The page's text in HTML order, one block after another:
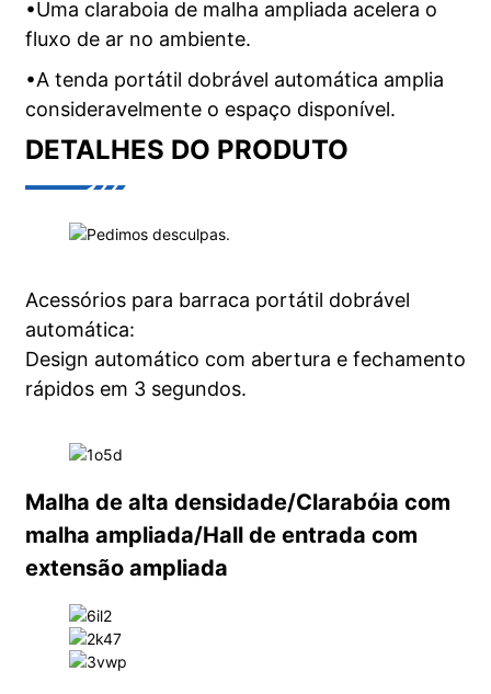
•Uma claraboia de malha ampliada acelera o
fluxo de ar no ambiente.
•A tenda portátil dobrável automática amplia
consideravelmente o espaço disponível.
DETALHES DO PRODUTO
Acessórios para barraca portátil dobrável
automática:
Design automático com abertura e fechamento
rápidos em 3 segundos.
Malha de alta densidade/Clarabóia com
malha ampliada/Hall de entrada com
extensão ampliada